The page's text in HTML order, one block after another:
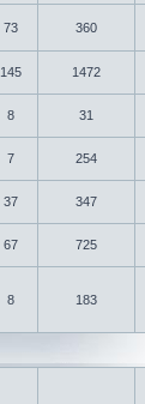
73 360
145 1472
8 31
7 254
37 347
67 725
8 183